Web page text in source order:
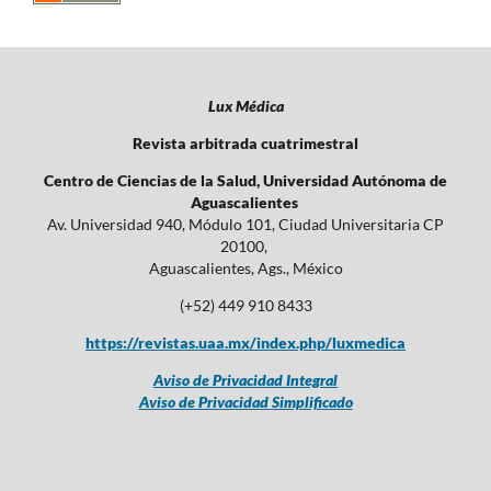
Lux Médica
Revista arbitrada cuatrimestral
Centro de Ciencias de la Salud, Universidad Autónoma de
Aguascalientes
Av. Universidad 940, Módulo 101, Ciudad Universitaria CP
20100,
Aguascalientes, Ags., México
(+52) 449 910 8433
https://revistas.uaa.mx/index.php/luxmedica
Aviso de Privacidad Integral
Aviso de Privacidad Simplificado